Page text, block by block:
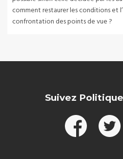
comment restaurer les conditions et
confrontation des points de vue ?
Suivez